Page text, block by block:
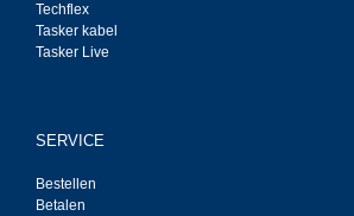
Techflex
Tasker kabel
Tasker Live
SERVICE
Bestellen
Betalen